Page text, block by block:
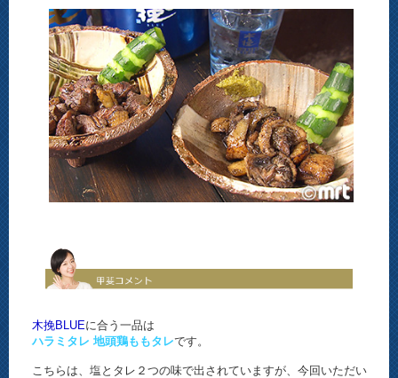
木挽BLUEに合う一品は
ハラミタレ 地頭鶏ももタレです。
こちらは、塩とタレ２つの味で出されていますが、今回いただい